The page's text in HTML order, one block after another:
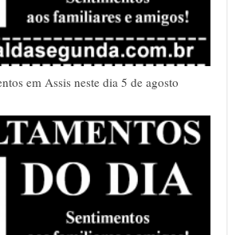
em Assis neste dia 5 de agosto